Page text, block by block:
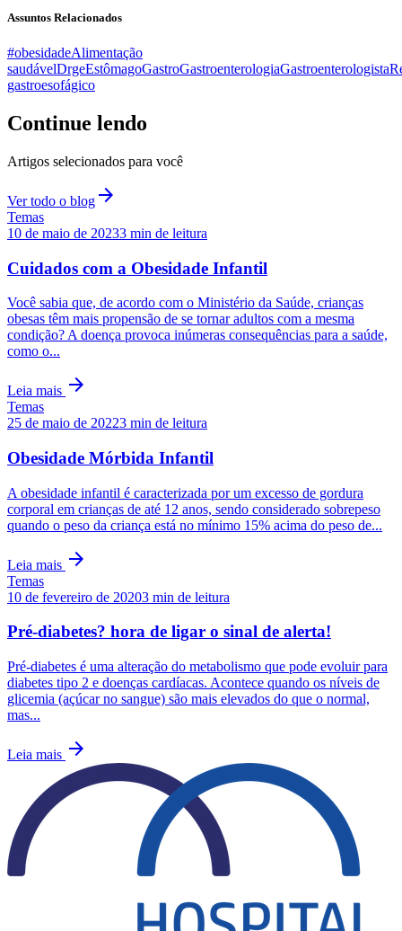
Assuntos Relacionados
#obesidadeAlimentação
saudávelDrgeEstômagoGastroGastroenterologiaGastroenterologista
gastroesofágico
Continue lendo
Artigos selecionados para você
Ver todo o blog arrow_forward
Temas
10 de maio de 20233 min de leitura
Cuidados com a Obesidade Infantil
Você sabia que, de acordo com o Ministério da Saúde, crianças
obesas têm mais propensão de se tornar adultos com a mesma
condição? A doença provoca inúmeras consequências para a saúde,
como o...
Leia mais arrow_forward
Temas
25 de maio de 20223 min de leitura
Obesidade Mórbida Infantil
A obesidade infantil é caracterizada por um excesso de gordura
corporal em crianças de até 12 anos, sendo considerado sobrepeso
quando o peso da criança está no mínimo 15% acima do peso de...
Leia mais arrow_forward
Temas
10 de fevereiro de 20203 min de leitura
Pré-diabetes? hora de ligar o sinal de alerta!
Pré-diabetes é uma alteração do metabolismo que pode evoluir para
diabetes tipo 2 e doenças cardíacas. Acontece quando os níveis de
glicemia (açúcar no sangue) são mais elevados do que o normal,
mas...
Leia mais arrow_forward